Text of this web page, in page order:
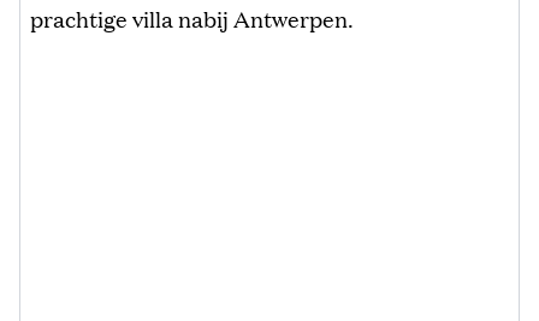
prachtige villa nabij Antwerpen.